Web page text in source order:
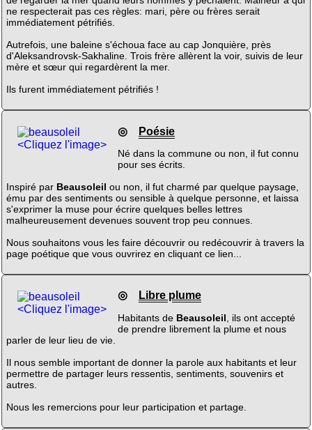
ne respecterait pas ces règles: mari, père ou frères serait
immédiatement pétrifiés.
Autrefois, une baleine s'échoua face au cap Jonquière, près
d'Aleksandrovsk-Sakhaline. Trois frère allèrent la voir, suivis de leur
mère et sœur qui regardèrent la mer.
Ils furent immédiatement pétrifiés !
<Cliquez l'image>
◎ Poésie
Né dans la commune ou non, il fut connu
pour ses écrits.
Inspiré par Beausoleil ou non, il fut charmé par quelque paysage,
ému par des sentiments ou sensible à quelque personne, et laissa
s'exprimer la muse pour écrire quelques belles lettres
malheureusement devenues souvent trop peu connues.
Nous souhaitons vous les faire découvrir ou redécouvrir à travers la
page poétique que vous ouvrirez en cliquant ce lien...
<Cliquez l'image>
◎ Libre plume
Habitants de Beausoleil , ils ont accepté
de prendre librement la plume et nous
parler de leur lieu de vie.
Il nous semble important de donner la parole aux habitants et leur
permettre de partager leurs ressentis, sentiments, souvenirs et
autres.
Nous les remercions pour leur participation et partage.